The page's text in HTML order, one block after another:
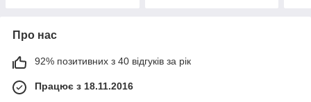
Про нас
92% позитивних з 40 відгуків за рік
Працює з 18.11.2016